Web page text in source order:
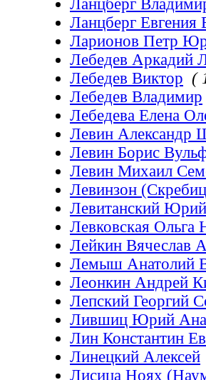
Ланцберг
Ланцберг
Ларионов Петр
Лебедев Аркадий
Лебедев Виктор (
Лебедев Владимир
Лебедева Елена
Левин Александр
Левин Борис
Левин Михаил
Левинзон
Левитанский
Левковская Ольга
Лейкин Вячеслав
Лемыш Анатолий
Леонкин Андрей
Лепский Георгий
Лившиц Юрий
Лин Константин
Линецкий Алексей
Лисица Ноях